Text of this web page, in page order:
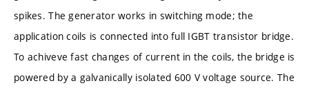
spikes. The generator works in switching mode; the
application coils is connected into full IGBT transistor bridge.
To achiveve fast changes of current in the coils, the bridge is
powered by a galvanically isolated 600 V voltage source. The